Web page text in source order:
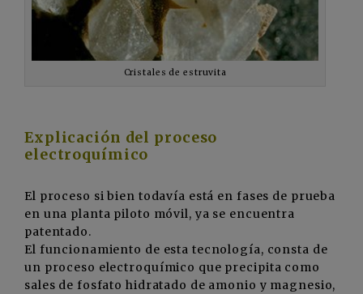
Cristales de estruvita
Explicación del proceso
electroquímico
El proceso si bien todavía está en fases de prueba
en una planta piloto móvil, ya se encuentra
patentado.
El funcionamiento de esta tecnología, consta de
un proceso electroquímico que precipita como
sales de fosfato hidratado de amonio y magnesio,